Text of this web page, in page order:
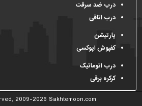
درب ضد سرقت
درب اتاقی
پارتیشن
کفپوش اپوکسی
درب اتوماتیک
کرکره برقی
2009-2026 Sakhtemoon.com